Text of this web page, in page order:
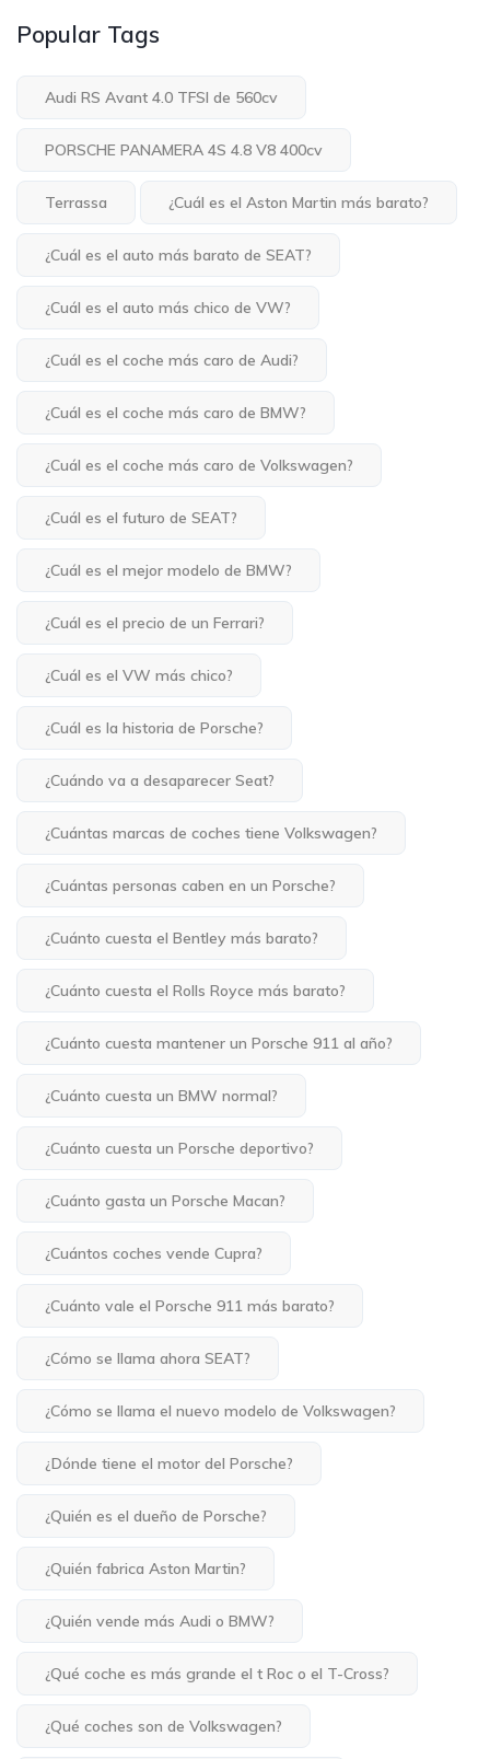
Popular Tags
Audi RS Avant 4.0 TFSI de 560cv
PORSCHE PANAMERA 4S 4.8 V8 400cv
Terrassa ¿Cuál es el Aston Martin más barato?
¿Cuál es el auto más barato de SEAT?
¿Cuál es el auto más chico de VW?
¿Cuál es el coche más caro de Audi?
¿Cuál es el coche más caro de BMW?
¿Cuál es el coche más caro de Volkswagen?
¿Cuál es el futuro de SEAT?
¿Cuál es el mejor modelo de BMW?
¿Cuál es el precio de un Ferrari?
¿Cuál es el VW más chico?
¿Cuál es la historia de Porsche?
¿Cuándo va a desaparecer Seat?
¿Cuántas marcas de coches tiene Volkswagen?
¿Cuántas personas caben en un Porsche?
¿Cuánto cuesta el Bentley más barato?
¿Cuánto cuesta el Rolls Royce más barato?
¿Cuánto cuesta mantener un Porsche 911 al año?
¿Cuánto cuesta un BMW normal?
¿Cuánto cuesta un Porsche deportivo?
¿Cuánto gasta un Porsche Macan?
¿Cuántos coches vende Cupra?
¿Cuánto vale el Porsche 911 más barato?
¿Cómo se llama ahora SEAT?
¿Cómo se llama el nuevo modelo de Volkswagen?
¿Dónde tiene el motor del Porsche?
¿Quién es el dueño de Porsche?
¿Quién fabrica Aston Martin?
¿Quién vende más Audi o BMW?
¿Qué coche es más grande el t Roc o el T-Cross?
¿Qué coches son de Volkswagen?